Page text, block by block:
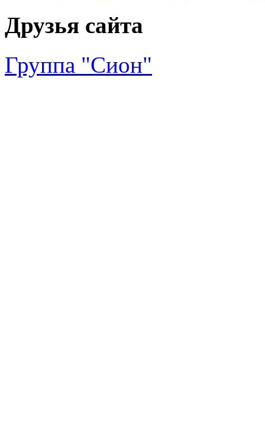
Друзья сайта
Группа "Сион"